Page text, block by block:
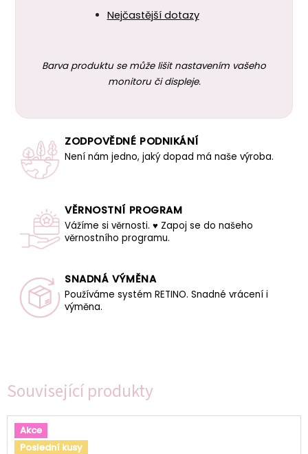
Související produkty
Akce
Poslední kusy
Nejčastější dotazy
Barva produktu se může lišit nastavením vašeho
monitoru či displeje.
ZODPOVĚDNÉ PODNIKÁNÍ
Není nám jedno, jaký dopad má naše výroba.
VĚRNOSTNÍ PROGRAM
Vážíme si věrnosti. ♥ Zapoj se do našeho
věrnostního programu.
SNADNÁ VÝMĚNA
Používáme systém RETINO. Snadné vrácení i
výměna.